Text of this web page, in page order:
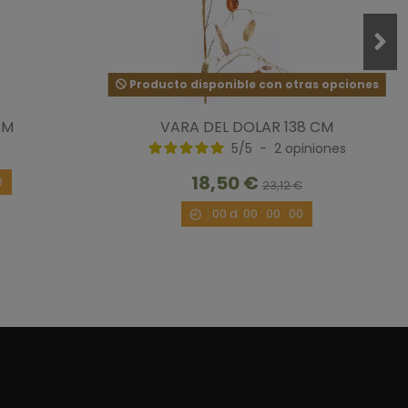
Producto disponible con otras opciones
VARA DEL DOLAR 138 CM
5/5 - 2 opiniones
18,50 € 23,12 €
00 d. 00 : 00 : 00